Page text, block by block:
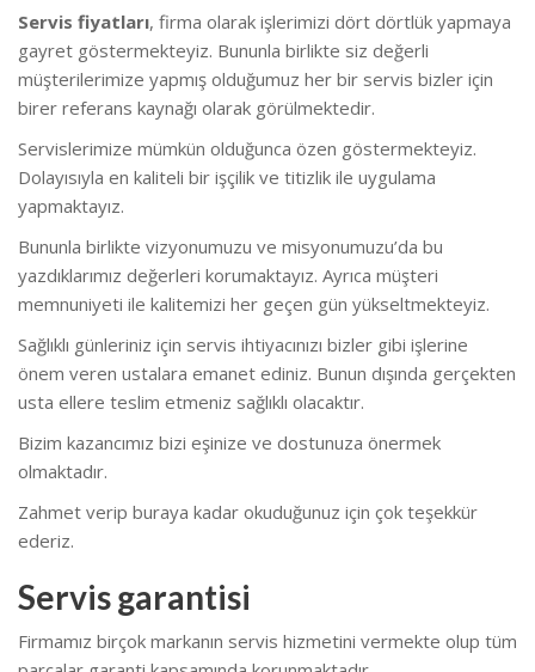
Servis fiyatları, firma olarak işlerimizi dört dörtlük yapmaya
gayret göstermekteyiz. Bununla birlikte siz değerli
müşterilerimize yapmış olduğumuz her bir servis bizler için
birer referans kaynağı olarak görülmektedir.
Servislerimize mümkün olduğunca özen göstermekteyiz.
Dolayısıyla en kaliteli bir işçilik ve titizlik ile uygulama
yapmaktayız.
Bununla birlikte vizyonumuzu ve misyonumuzu’da bu
yazdıklarımız değerleri korumaktayız. Ayrıca müşteri
memnuniyeti ile kalitemizi her geçen gün yükseltmekteyiz.
Sağlıklı günleriniz için servis ihtiyacınızı bizler gibi işlerine
önem veren ustalara emanet ediniz. Bunun dışında gerçekten
usta ellere teslim etmeniz sağlıklı olacaktır.
Bizim kazancımız bizi eşinize ve dostunuza önermek
olmaktadır.
Zahmet verip buraya kadar okuduğunuz için çok teşekkür
ederiz.
Servis garantisi
Firmamız birçok markanın servis hizmetini vermekte olup tüm